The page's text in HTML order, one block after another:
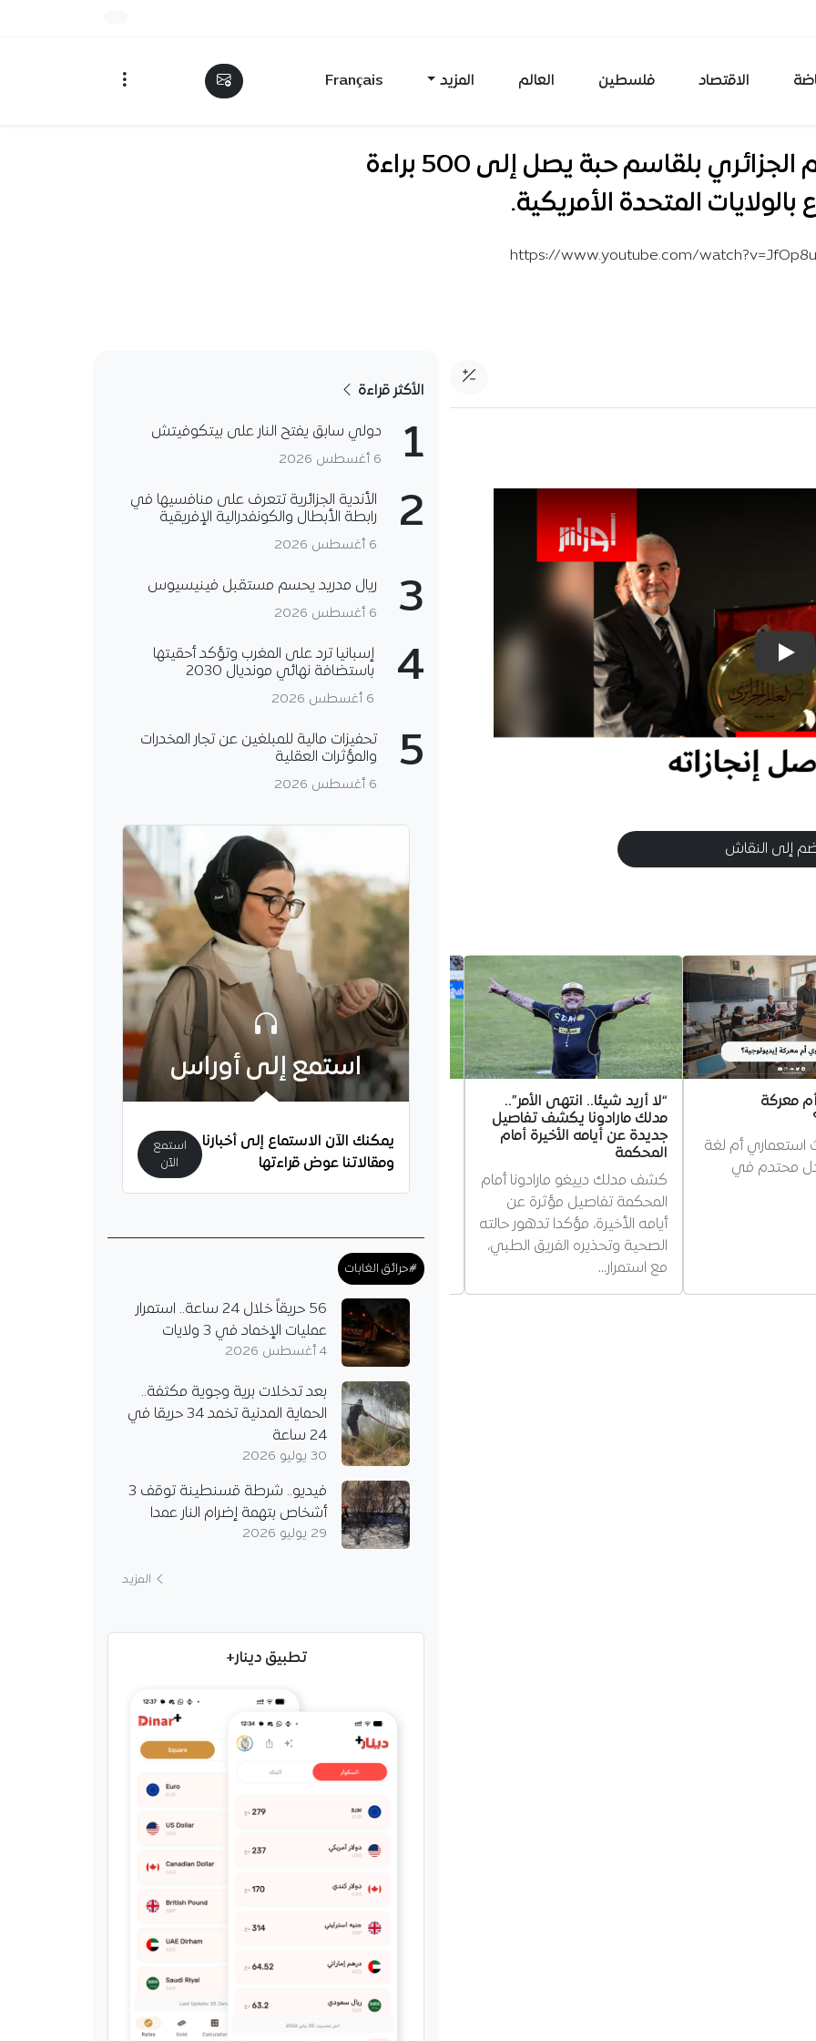
الاقتصاد فلسطين العالم المزيد Français
العالم الجزائري بلقاسم حبة يصل إلى 500 براءة
بالولايات المتحدة الأمريكية.
https://www.youtube.com/
تشغيل الفيديو: Play Video
إلى النقاش
معركة
استعماري أم لغة
محتدم في
“لا أريد شيئا.. انتهى الأمر”..
مدلك مارادونا يكشف تفاصيل
جديدة عن أيامه الأخيرة أمام
المحكمة
كشف مدلك دييغو مارادونا أمام
المحكمة تفاصيل مؤثرة عن
أيامه الأخيرة، مؤكدا تدهور حالته
الصحية وتحذيره الفريق الطبي،
مع استمرار…
بعدما سجل هدفه الأول
نوري تنفتح
وقع الدولي الجزائري ريان آيت
العمل، حتى…
الأكثر قراءة
1 دولي سابق يفتح النار على بيتكوفيتش
6 أغسطس 2026
2
الأندية الجزائرية تتعرف على منافسيها في
رابطة الأبطال والكونفدرالية الإفريقية
6 أغسطس 2026
3 ريال مدريد يحسم مستقبل فينيسيوس
6 أغسطس 2026
4
إسبانيا ترد على المغرب وتؤكد أحقيتها
باستضافة نهائي مونديال 2030
6 أغسطس 2026
5
تحفيزات مالية للمبلغين عن تجار المخدرات
والمؤثرات العقلية
6 أغسطس 2026
استمع إلى أوراس
يمكنك الآن الاستماع إلى أخبارنا
ومقالاتنا عوض قراءتها
استمع
الآن
#حرائق الغابات
56 حريقاً خلال 24 ساعة.. استمرار
عمليات الإخماد في 3 ولايات
4 أغسطس 2026
بعد تدخلات برية وجوية مكثفة..
الحماية المدنية تخمد 34 حريقا في
24 ساعة
30 يوليو 2026
فيديو.. شرطة قسنطينة توقف 3
أشخاص بتهمة إضرام النار عمدا
29 يوليو 2026
المزيد
تطبيق دينار+